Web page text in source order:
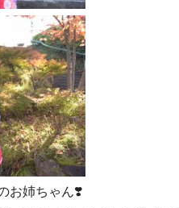
お姉ちゃん❣️